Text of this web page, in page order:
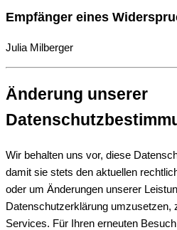
Empfänger eines
Julia Milberger
Änderung unserer
Wir behalten uns vor, diese
damit sie stets den aktuellen
oder um Änderungen unserer
Datenschutzerklärung umzusetzen,
Services. Für Ihren erneuten